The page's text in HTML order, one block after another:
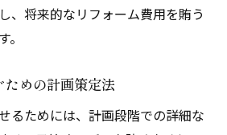
、将来的なリフォーム費用を賄う
めの計画策定法
るためには、計画段階での詳細な